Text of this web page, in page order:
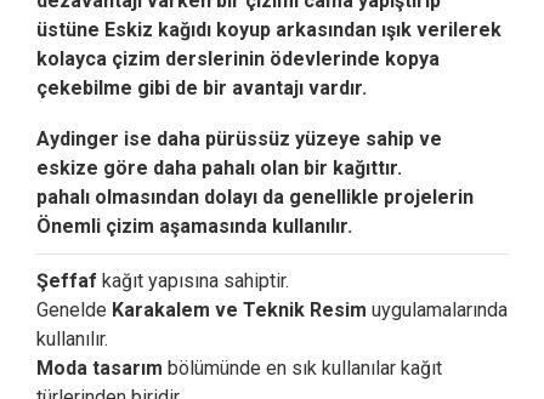
üstüne Eskiz kağıdı koyup arkasından ışık verilerek
kolayca çizim derslerinin ödevlerinde kopya
çekebilme gibi de bir avantajı vardır.
Aydinger ise daha pürüssüz yüzeye sahip ve
eskize göre daha pahalı olan bir kağıttır.
pahalı olmasından dolayı da genellikle projelerin
Önemli çizim aşamasında kullanılır.
Şeffaf kağıt yapısına sahiptir.
Genelde Karakalem ve Teknik Resim uygulamalarında
kullanılır.
Moda tasarım bölümünde en sık kullanılar kağıt